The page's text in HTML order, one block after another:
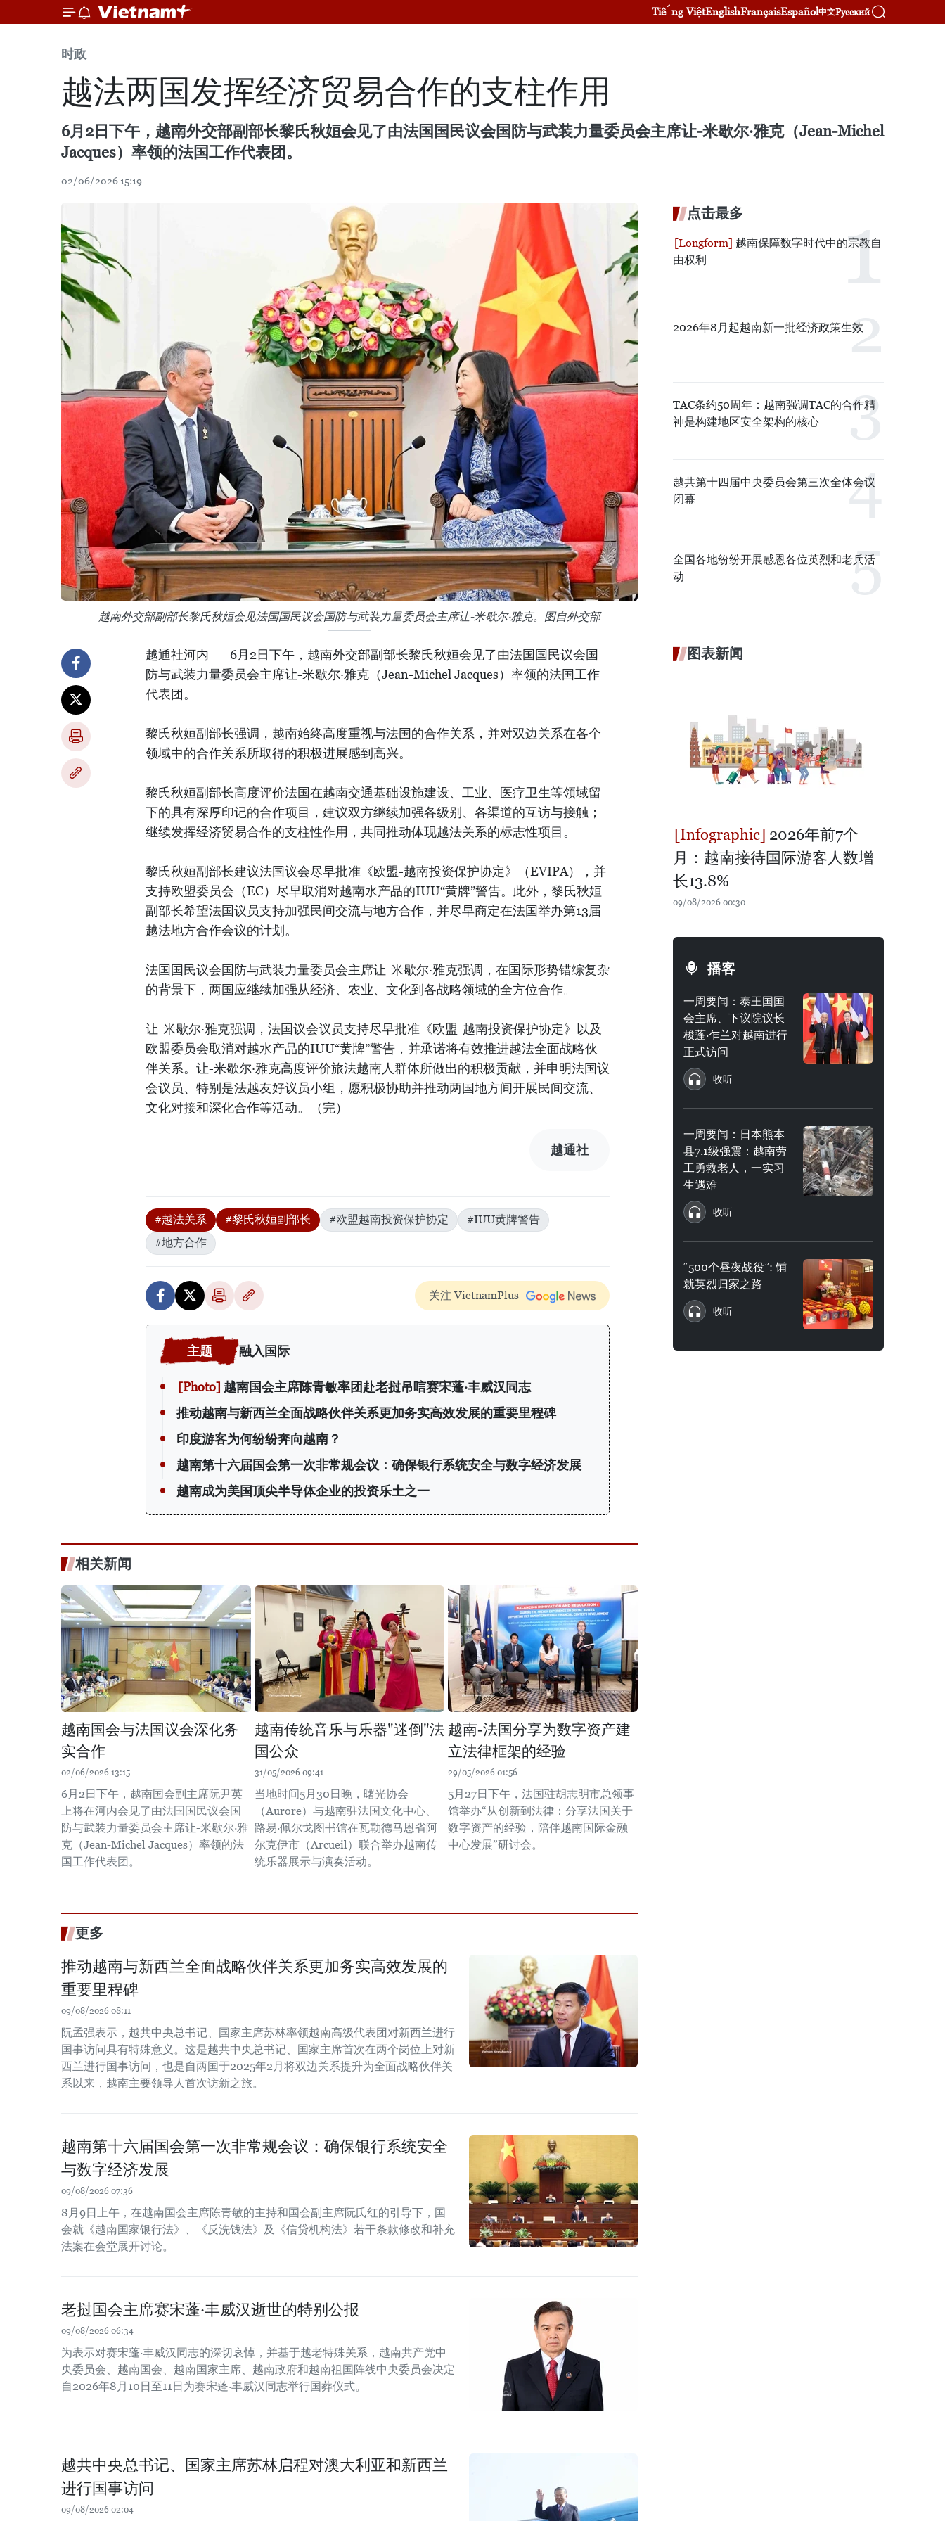
Tiếng ViệtEnglishFrançaisEspañol中文Русский
时政
越法两国发挥经济贸易合作的支柱作用
6月2日下午，越南外交部副部长黎氏秋姮会见了由法国国民议会国防与武装力量委员会主席让-米歇尔·雅克（Jean-Michel
Jacques）率领的法国工作代表团。
02/06/2026 15:19
越南外交部副部长黎氏秋姮会见法国国民议会国防与武装力量委员会主席让-米歇尔·雅克。图自外交部
越通社河内——6月2日下午，越南外交部副部长黎氏秋姮会见了由法国国民议会国
防与武装力量委员会主席让-米歇尔·雅克（Jean-Michel Jacques）率领的法国工作
代表团。
黎氏秋姮副部长强调，越南始终高度重视与法国的合作关系，并对双边关系在各个
领域中的合作关系所取得的积极进展感到高兴。
黎氏秋姮副部长高度评价法国在越南交通基础设施建设、工业、医疗卫生等领域留
下的具有深厚印记的合作项目，建议双方继续加强各级别、各渠道的互访与接触；
继续发挥经济贸易合作的支柱性作用，共同推动体现越法关系的标志性项目。
黎氏秋姮副部长建议法国议会尽早批准《欧盟-越南投资保护协定》（EVIPA），并
支持欧盟委员会（EC）尽早取消对越南水产品的IUU“黄牌”警告。此外，黎氏秋姮
副部长希望法国议员支持加强民间交流与地方合作，并尽早商定在法国举办第13届
越法地方合作会议的计划。
法国国民议会国防与武装力量委员会主席让-米歇尔·雅克强调，在国际形势错综复杂
的背景下，两国应继续加强从经济、农业、文化到各战略领域的全方位合作。
让-米歇尔·雅克强调，法国议会议员支持尽早批准《欧盟-越南投资保护协定》以及
欧盟委员会取消对越水产品的IUU“黄牌”警告，并承诺将有效推进越法全面战略伙
伴关系。让-米歇尔·雅克高度评价旅法越南人群体所做出的积极贡献，并申明法国议
会议员、特别是法越友好议员小组，愿积极协助并推动两国地方间开展民间交流、
文化对接和深化合作等活动。（完）
越通社
#越法关系 #黎氏秋姮副部长 #欧盟越南投资保护协定
#IUU黄牌警告
#地方合作
关注 VietnamPlus
融入国际
越南国会主席陈青敏率团赴老挝吊唁赛宋蓬·丰威汉同志
推动越南与新西兰全面战略伙伴关系更加务实高效发展的重要里程碑
印度游客为何纷纷奔向越南？
越南第十六届国会第一次非常规会议：确保银行系统安全与数字经济发展
越南成为美国顶尖半导体企业的投资乐土之一
相关新闻
越南国会与法国议会深化务
实合作
02/06/2026 13:15
6月2日下午，越南国会副主席阮尹英
上将在河内会见了由法国国民议会国
防与武装力量委员会主席让-米歇尔·雅
克（Jean-Michel Jacques）率领的法
国工作代表团。
越南传统音乐与乐器"迷倒"法
国公众
31/05/2026 09:41
当地时间5月30日晚，曙光协会
（Aurore）与越南驻法国文化中心、
路易·佩尔戈图书馆在瓦勒德马恩省阿
尔克伊市（Arcueil）联合举办越南传
统乐器展示与演奏活动。
越南-法国分享为数字资产建
立法律框架的经验
29/05/2026 01:56
5月27日下午，法国驻胡志明市总领事
馆举办“从创新到法律：分享法国关于
数字资产的经验，陪伴越南国际金融
中心发展”研讨会。
更多
推动越南与新西兰全面战略伙伴关系更加务实高效发展的
重要里程碑
09/08/2026 08:11
阮孟强表示，越共中央总书记、国家主席苏林率领越南高级代表团对新西兰进行
国事访问具有特殊意义。这是越共中央总书记、国家主席首次在两个岗位上对新
西兰进行国事访问，也是自两国于2025年2月将双边关系提升为全面战略伙伴关
系以来，越南主要领导人首次访新之旅。
越南第十六届国会第一次非常规会议：确保银行系统安全
与数字经济发展
09/08/2026 07:36
8月9日上午，在越南国会主席陈青敏的主持和国会副主席阮氏红的引导下，国
会就《越南国家银行法》、《反洗钱法》及《信贷机构法》若干条款修改和补充
法案在会堂展开讨论。
老挝国会主席赛宋蓬·丰威汉逝世的特别公报
09/08/2026 06:34
为表示对赛宋蓬·丰威汉同志的深切哀悼，并基于越老特殊关系，越南共产党中
央委员会、越南国会、越南国家主席、越南政府和越南祖国阵线中央委员会决定
自2026年8月10日至11日为赛宋蓬·丰威汉同志举行国葬仪式。
越共中央总书记、国家主席苏林启程对澳大利亚和新西兰
进行国事访问
09/08/2026 02:04
点击最多
越南保障数字时代中的宗教自
由权利
2026年8月起越南新一批经济政策生效
TAC条约50周年：越南强调TAC的合作精
神是构建地区安全架构的核心
越共第十四届中央委员会第三次全体会议
闭幕
全国各地纷纷开展感恩各位英烈和老兵活
动
图表新闻
2026年前7个
月：越南接待国际游客人数增
长13.8%
09/08/2026 00:30
播客
一周要闻：泰王国国
会主席、下议院议长
梭蓬·乍兰对越南进行
正式访问
收听
一周要闻：日本熊本
县7.1级强震：越南劳
工勇救老人，一实习
生遇难
收听
“500个昼夜战役”: 铺
就英烈归家之路
收听